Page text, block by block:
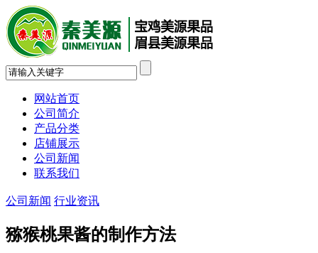
网站首页
公司简介
产品分类
店铺展示
公司新闻
联系我们
公司新闻 行业资讯
猕猴桃果酱的制作方法